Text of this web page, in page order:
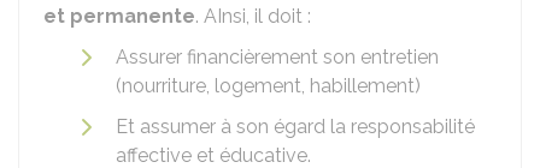
et permanente. AInsi, il doit :
Assurer financièrement son entretien
(nourriture, logement, habillement)
Et assumer à son égard la responsabilité
affective et éducative.